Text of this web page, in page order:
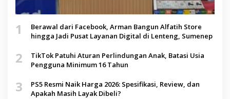
1
Berawal dari Facebook, Arman Bangun Alfatih Store
hingga Jadi Pusat Layanan Digital di Lenteng, Sumenep
2
TikTok Patuhi Aturan Perlindungan Anak, Batasi Usia
Pengguna Minimum 16 Tahun
3
PS5 Resmi Naik Harga 2026: Spesifikasi, Review, dan
Apakah Masih Layak Dibeli?